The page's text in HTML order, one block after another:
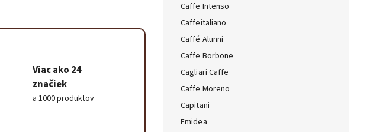
Caffe Intenso
Caffeitaliano
Caffé Alunni
Caffe Borbone
Cagliari Caffe
Caffe Moreno
Capitani
Emidea
Viac ako 24
značiek
a 1000 produktov